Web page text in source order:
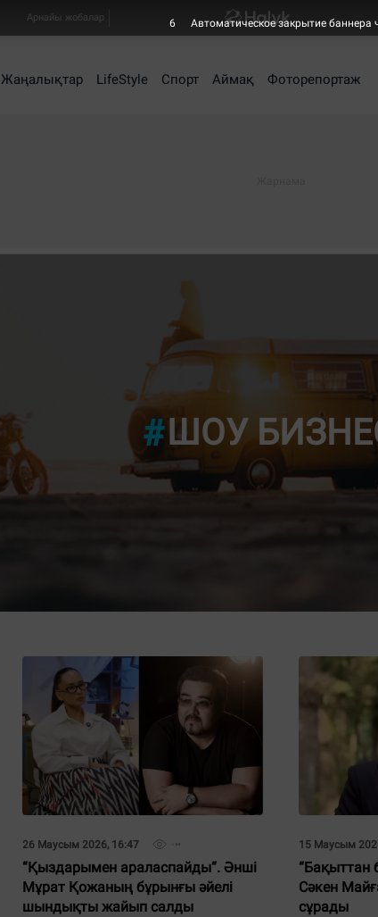
Арнайы жобалар
Жаңалықтар LifeStyle Спорт Аймақ Фоторепортаж
ШОУ
26 Маусым 2026, 16:47
“Қыздарымен араласпайды“. Әнші
Мұрат Қожаның бұрынғы әйелі
шындықты жайып салды
15 Маусым
“Бақыттан
Сәкен
сұрады
5 Автоматическое закрытие баннера